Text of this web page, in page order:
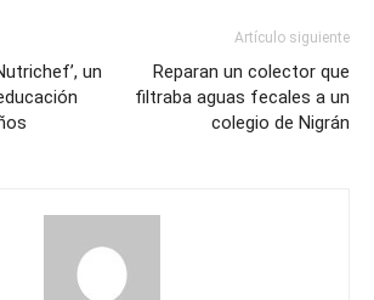
un
Artículo siguiente
Reparan un colector que
filtraba aguas fecales a un
colegio de Nigrán